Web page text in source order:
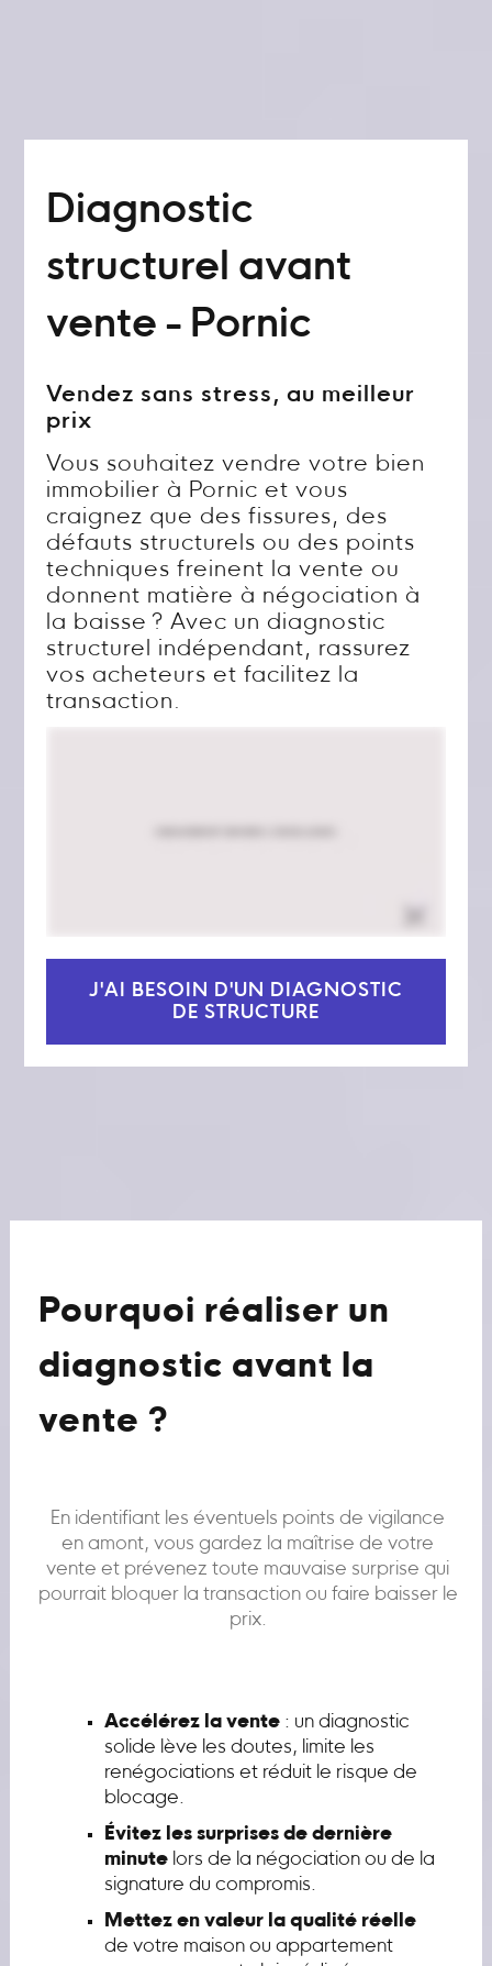
Diagnostic
structurel avant
vente - Pornic
Vendez sans stress, au meilleur
prix
Vous souhaitez vendre votre bien
immobilier à Pornic et vous
craignez que des fissures, des
défauts structurels ou des points
techniques freinent la vente ou
donnent matière à négociation à
la baisse ? Avec un diagnostic
structurel indépendant, rassurez
vos acheteurs et facilitez la
transaction.
J'AI BESOIN D'UN DIAGNOSTIC
DE STRUCTURE
Pourquoi réaliser un
diagnostic avant la
vente ?
En identifiant les éventuels points de vigilance
en amont, vous gardez la maîtrise de votre
vente et prévenez toute mauvaise surprise qui
pourrait bloquer la transaction ou faire baisser le
prix.
Accélérez la vente: un diagnostic
solide lève les doutes, limite les
renégociations et réduit le risque de
blocage.
Évitez les surprises de dernière
minutelors de la négociation ou de la
signature du compromis.
Mettez en valeur la qualité réelle
de votre maison ou appartement